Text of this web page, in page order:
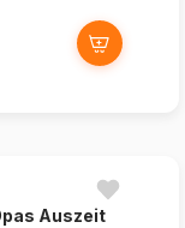
Auszeit